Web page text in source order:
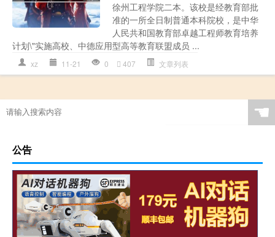
徐州工程学院二本。该校是经教育部批
准的一所全日制普通本科院校，是中华
人民共和国教育部卓越工程师教育培养
计划\"实施高校、中德应用型高等教育联盟成员 ...
xz 11-21 0 407 文章列表
☚
公告